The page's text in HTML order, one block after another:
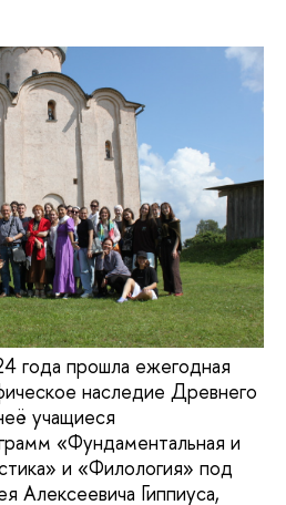
года прошла ежегодная
наследие Древнего
учащиеся
«Фундаментальная и
и «Филология» под
Алексеевича Гиппиуса,